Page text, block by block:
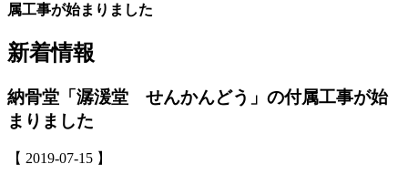
属工事が始まりました
新着情報
納骨堂「潺湲堂 せんかんどう」の付属工事が始
まりました
【 2019-07-15 】